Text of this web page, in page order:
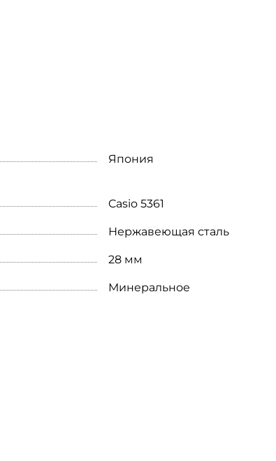
Япония
Casio 5361
Нержавеющая сталь
28 мм
Минеральное